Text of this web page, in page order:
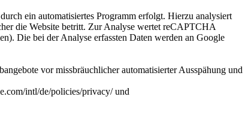
ein automatisiertes Programm erfolgt. Hierzu analysiert
die Website betritt. Zur Analyse wertet reCAPTCHA
Die bei der Analyse erfassten Daten werden an Google
vor missbräuchlicher automatisierter Ausspähung und
intl/de/policies/privacy/ und